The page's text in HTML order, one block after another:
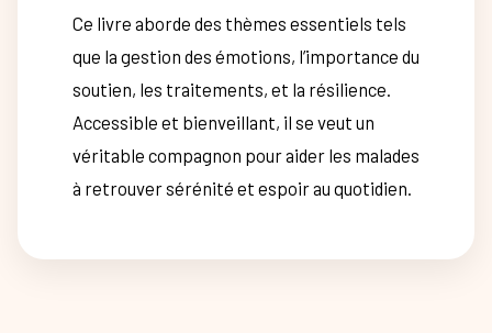
Ce livre aborde des thèmes essentiels tels
que la gestion des émotions, l’importance du
soutien, les traitements, et la résilience.
Accessible et bienveillant, il se veut un
véritable compagnon pour aider les malades
à retrouver sérénité et espoir au quotidien.